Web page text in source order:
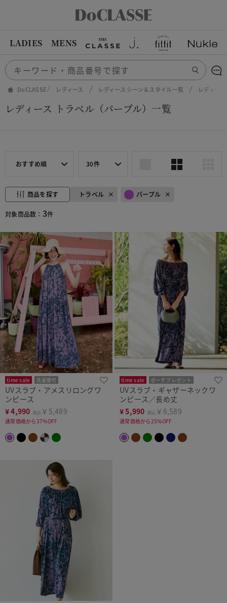
LADIES MENS
DoCLASSE レディース レディース シーン＆スタイル一覧 レディー
レディース トラベル（パープル）一覧
おすすめ順 30件
商品を探す トラベル パープル
対象商品数： 3件
time sale 洗濯機可
UVスラブ・アメスリロングワ
ンピース
¥4,990 税込 ￥5,489
通常価格から37%OFF
time sale
ポーチプレゼント
洗濯機可
UVスラブ・ギャザーネックワ
ンピース／長め丈
¥5,990 税込 ￥6,589
通常価格から25%OFF